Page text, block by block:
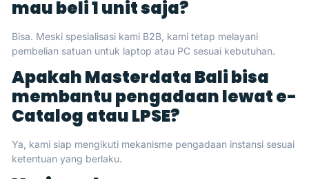
mau beli 1 unit saja?
Bisa. Meski spesialisasi kami B2B, kami tetap melayani
pembelian satuan untuk laptop atau PC sesuai kebutuhan.
Apakah Masterdata Bali bisa
membantu pengadaan lewat e-
Catalog atau LPSE?
Ya, kami siap mengikuti mekanisme pengadaan instansi sesuai
ketentuan yang berlaku.